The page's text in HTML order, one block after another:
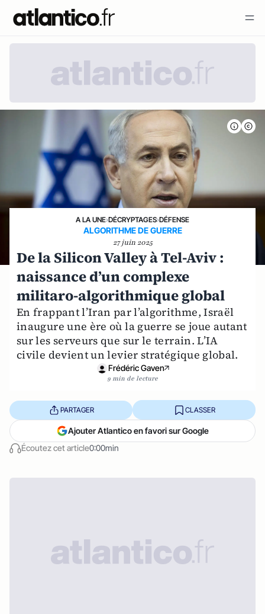
A LA UNE›DÉCRYPTAGES›DÉFENSE
ALGORITHME DE GUERRE
27 juin 2025
De la Silicon Valley à Tel-Aviv :
naissance d’un complexe
militaro-algorithmique global
En frappant l’Iran par l’algorithme, Israël
inaugure une ère où la guerre se joue autant
sur les serveurs que sur le terrain. L’IA
civile devient un levier stratégique global.
Frédéric Gaven
9 min de lecture
Écoutez cet article0:00min
PARTAGER CLASSER
Ajouter Atlantico en favori sur Google